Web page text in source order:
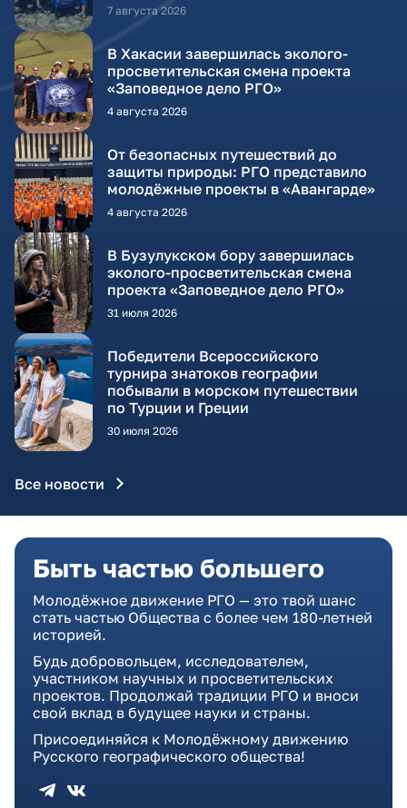
7 августа 2026
В Хакасии завершилась эколого-
просветительская смена проекта
«Заповедное дело РГО»
4 августа 2026
От безопасных путешествий до
защиты природы: РГО представило
молодёжные проекты в «Авангарде»
4 августа 2026
В Бузулукском бору завершилась
эколого-просветительская смена
проекта «Заповедное дело РГО»
31 июля 2026
Победители Всероссийского
турнира знатоков географии
побывали в морском путешествии
по Турции и Греции
30 июля 2026
Все новости
Быть частью большего
Молодёжное движение РГО — это твой шанс
стать частью Общества с более чем 180-летней
историей.
Будь добровольцем, исследователем,
участником научных и просветительских
проектов. Продолжай традиции РГО и вноси
свой вклад в будущее науки и страны.
Присоединяйся к Молодёжному движению
Русского географического общества!